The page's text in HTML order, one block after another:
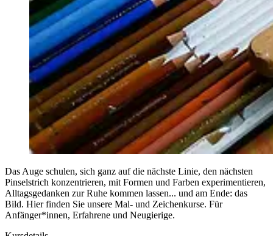
Das Auge schulen, sich ganz auf die nächste Linie, den nächsten
Pinselstrich konzentrieren, mit Formen und Farben experimentieren,
Alltagsgedanken zur Ruhe kommen lassen... und am Ende: das
Bild. Hier finden Sie unsere Mal- und Zeichenkurse. Für
Anfänger*innen, Erfahrene und Neugierige.